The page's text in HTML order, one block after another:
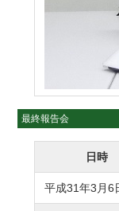
最終報告会
日時
平成31年3月6